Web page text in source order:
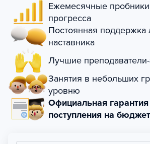
Ежемесячные пробники
прогресса
Постоянная поддержка
наставника
Лучшие
Занятия в небольших
уровню
Официальная гарантия
поступления на бюджет